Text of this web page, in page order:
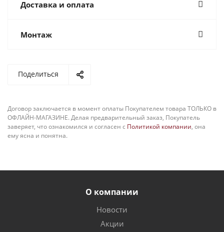
Доставка и оплата
Монтаж
Поделиться
Договор заключается в момент оплаты Покупателем товара ТОЛЬКО в
ОФЛАЙН-МАГАЗИНЕ. Делая предварительный заказ, Покупатель
заверяет, что ознакомился и согласен с Политикой компании, она
ему ясна и понятна.
О компании
Новости
Акции